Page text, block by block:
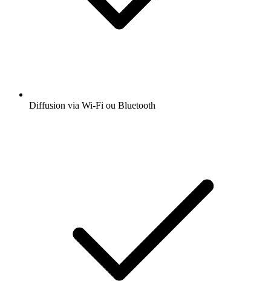
Diffusion via Wi-Fi ou Bluetooth